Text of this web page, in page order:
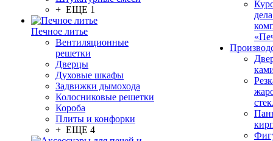
+ ЕЩЕ 1
Печное литье
Вентиляционные
решетки
Дверцы
Духовые шкафы
Задвижки дымохода
Колосниковые решетки
Короба
Плиты и конфорки
+ ЕЩЕ 4